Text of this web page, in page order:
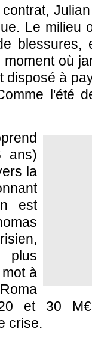
Le milieu
blessures,
où
disposé à
l'été
ans)
la
est
plus
à
et 30
crise.